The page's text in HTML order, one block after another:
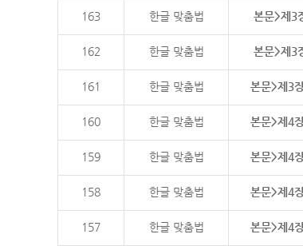
163 한글 맞춤법 본문>제3
162 한글 맞춤법 본문>제3
161 한글 맞춤법 본문>제3
160 한글 맞춤법 본문>제4
159 한글 맞춤법 본문>제4
158 한글 맞춤법 본문>제4
157 한글 맞춤법 본문>제4